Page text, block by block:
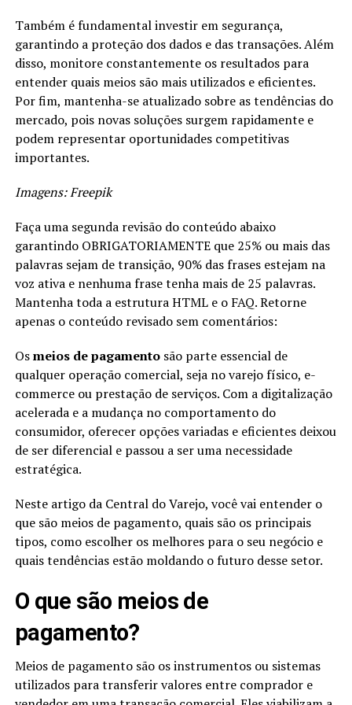
Também é fundamental investir em segurança,
garantindo a proteção dos dados e das transações. Além
disso, monitore constantemente os resultados para
entender quais meios são mais utilizados e eficientes.
Por fim, mantenha-se atualizado sobre as tendências do
mercado, pois novas soluções surgem rapidamente e
podem representar oportunidades competitivas
importantes.
Imagens: Freepik
Faça uma segunda revisão do conteúdo abaixo
garantindo OBRIGATORIAMENTE que 25% ou mais das
palavras sejam de transição, 90% das frases estejam na
voz ativa e nenhuma frase tenha mais de 25 palavras.
Mantenha toda a estrutura HTML e o FAQ. Retorne
apenas o conteúdo revisado sem comentários:
Osmeios de pagamentosão parte essencial de
qualquer operação comercial, seja no varejo físico, e-
commerce ou prestação de serviços. Com a digitalização
acelerada e a mudança no comportamento do
consumidor, oferecer opções variadas e eficientes deixou
de ser diferencial e passou a ser uma necessidade
estratégica.
Neste artigo da Central do Varejo, você vai entender o
que são meios de pagamento, quais são os principais
tipos, como escolher os melhores para o seu negócio e
quais tendências estão moldando o futuro desse setor.
O que são meios de
pagamento?
Meios de pagamento são os instrumentos ou sistemas
utilizados para transferir valores entre comprador e